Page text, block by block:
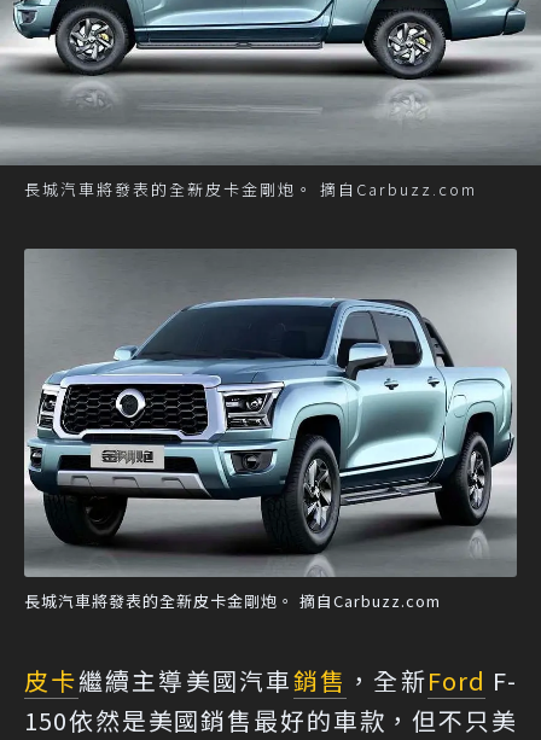
長城汽車將發表的全新皮卡金剛炮。 摘自Carbuzz.com
長城汽車將發表的全新皮卡金剛炮。 摘自Carbuzz.com
皮卡繼續主導美國汽車銷售 ，全新Ford F-
150依然是美國銷售最好的車款，但不只美